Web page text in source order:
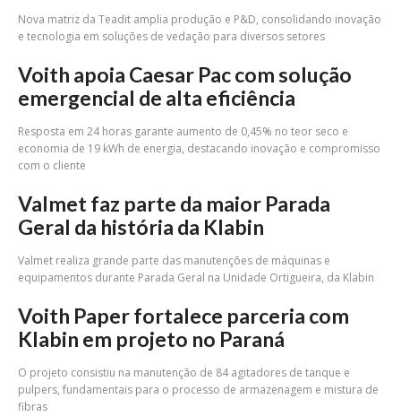
Nova matriz da Teadit amplia produção e P&D, consolidando inovação
e tecnologia em soluções de vedação para diversos setores
Voith apoia Caesar Pac com solução
emergencial de alta eficiência
Resposta em 24 horas garante aumento de 0,45% no teor seco e
economia de 19 kWh de energia, destacando inovação e compromisso
com o cliente
Valmet faz parte da maior Parada
Geral da história da Klabin
Valmet realiza grande parte das manutenções de máquinas e
equipamentos durante Parada Geral na Unidade Ortigueira, da Klabin
Voith Paper fortalece parceria com
Klabin em projeto no Paraná
O projeto consistiu na manutenção de 84 agitadores de tanque e
pulpers, fundamentais para o processo de armazenagem e mistura de
fibras